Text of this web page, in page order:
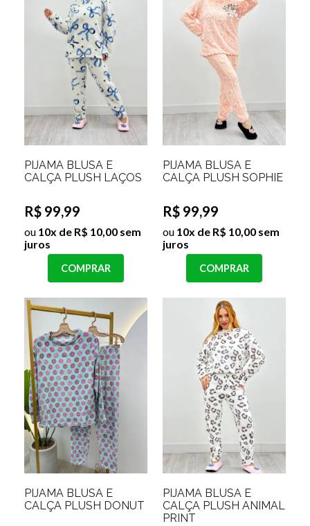
PIJAMA BLUSA E
CALÇA PLUSH LAÇOS
R$ 99,99
ou 10x de R$ 10,00 sem
juros
COMPRAR
PIJAMA BLUSA E
CALÇA PLUSH SOPHIE
R$ 99,99
ou 10x de R$ 10,00 sem
juros
COMPRAR
PIJAMA BLUSA E
CALÇA PLUSH DONUT
PIJAMA BLUSA E
CALÇA PLUSH ANIMAL
PRINT